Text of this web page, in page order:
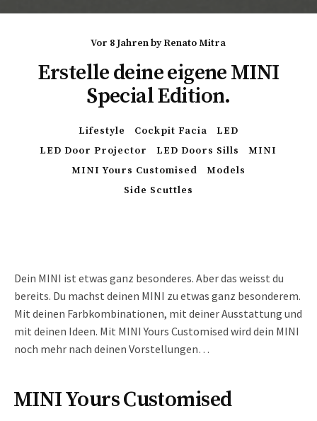
vor 8 JahrenbyRenato Mitra
Erstelle deine eigene MINI
Special Edition.
Lifestyle Cockpit Facia
LED
LED Door Projector
LED Doors Sills
MINI
MINI Yours Customised
Models
Side Scuttles
Dein MINI ist etwas ganz besonderes. Aber das weisst du
bereits. Du machst deinen MINI zu etwas ganz besonderem.
Mit deinen Farbkombinationen, mit deiner Ausstattung und
mit deinen Ideen. Mit MINI Yours Customised wird dein MINI
noch mehr nach deinen Vorstellungen…
MINI Yours Customised